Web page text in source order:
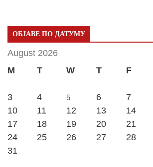
ОБЈАВЕ ПО ДАТУМУ
August 2026
M
T W T F
3
4 5 6 7
10
11 12 13 14
17
18 19 20 21
24
25 26 27 28
31